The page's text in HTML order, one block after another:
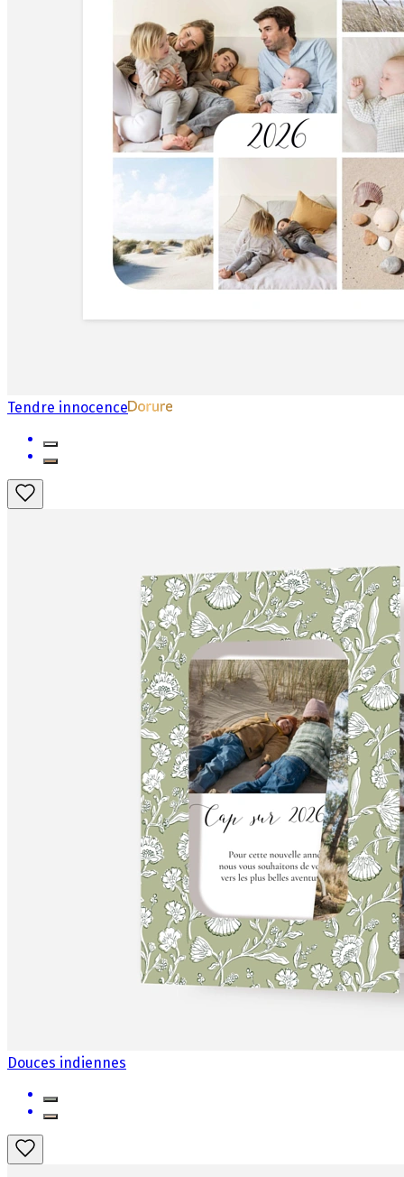
Tendre innocence
Douces indiennes